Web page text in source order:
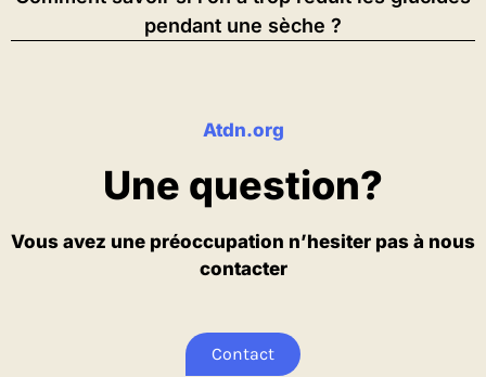
pendant une sèche ?
Atdn.org
Une question?
Vous avez une préoccupation n’hesiter pas à nous
contacter
Contact